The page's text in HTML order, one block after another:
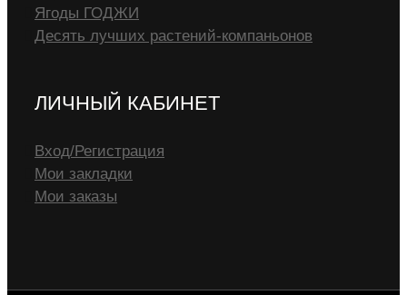
Ягоды ГОДЖИ
Десять лучших растений-компаньонов
ЛИЧНЫЙ КАБИНЕТ
Вход/Регистрация
Мои закладки
Мои заказы